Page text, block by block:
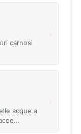
carnosi
acque a